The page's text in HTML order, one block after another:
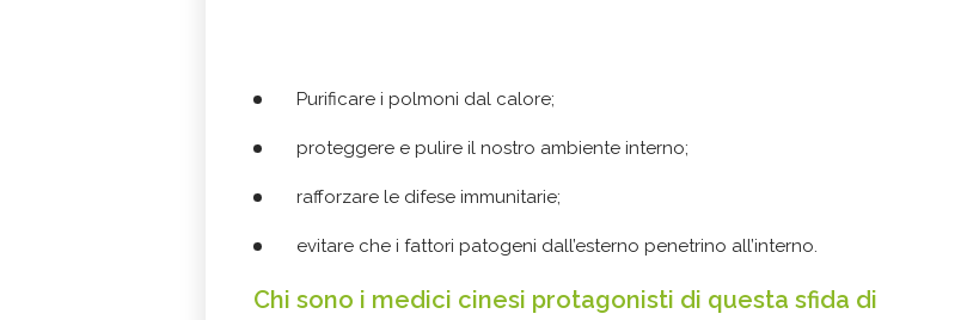
Purificare i polmoni dal calore;
proteggere e pulire il nostro ambiente interno;
rafforzare le difese immunitarie;
evitare che i fattori patogeni dall’esterno penetrino all’interno.
Chi sono i medici cinesi protagonisti di questa sfida di